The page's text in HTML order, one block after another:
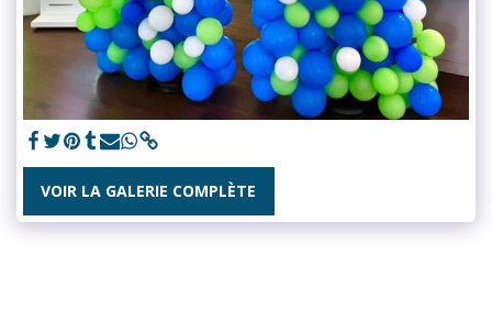
VOIR LA GALERIE COMPLÈTE